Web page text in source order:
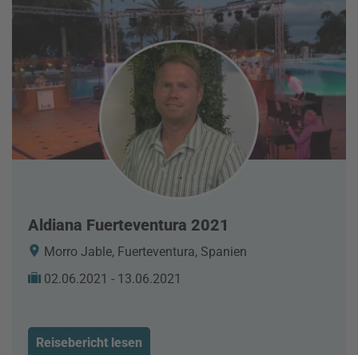
Aldiana Fuerteventura 2021
Morro Jable, Fuerteventura, Spanien
02.06.2021 - 13.06.2021
Reisebericht lesen